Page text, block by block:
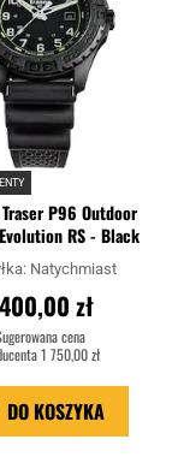
P96 Outdoor
RS - Black
Natychmiast
zł
cena
1 750,00 zł
DO KOSZYKA